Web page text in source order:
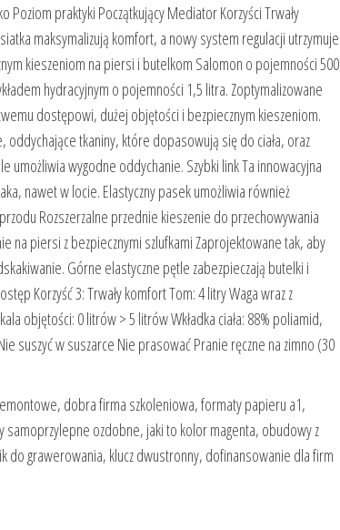
praktyki Początkujący Mediator Korzyści Trwały
maksymalizują komfort, a nowy system regulacji utrzymuje
kieszeniom na piersi i butelkom Salomon o pojemności 500
hydracyjnym o pojemności 1,5 litra. Zoptymalizowane
dostępowi, dużej objętości i bezpiecznym kieszeniom.
oddychające tkaniny, które dopasowują się do ciała, oraz
wygodne oddychanie. Szybki link Ta innowacyjna
nawet w locie. Elastyczny pasek umożliwia również
Rozszerzalne przednie kieszenie do przechowywania
na piersi z bezpiecznymi szlufkami Zaprojektowane tak, aby
Górne elastyczne pętle zabezpieczają butelki i
Korzyść 3: Trwały komfort Tom: 4 litry Waga wraz z
objętości: 0 litrów > 5 litrów Wkładka ciała: 88% poliamid,
suszyć w suszarce Nie prasować Pranie ręczne na zimno (30
dobra firma szkoleniowa, formaty papieru a1,
ozdobne, jaki to kolor magenta, obudowy z
do grawerowania, klucz dwustronny, dofinansowanie dla firm